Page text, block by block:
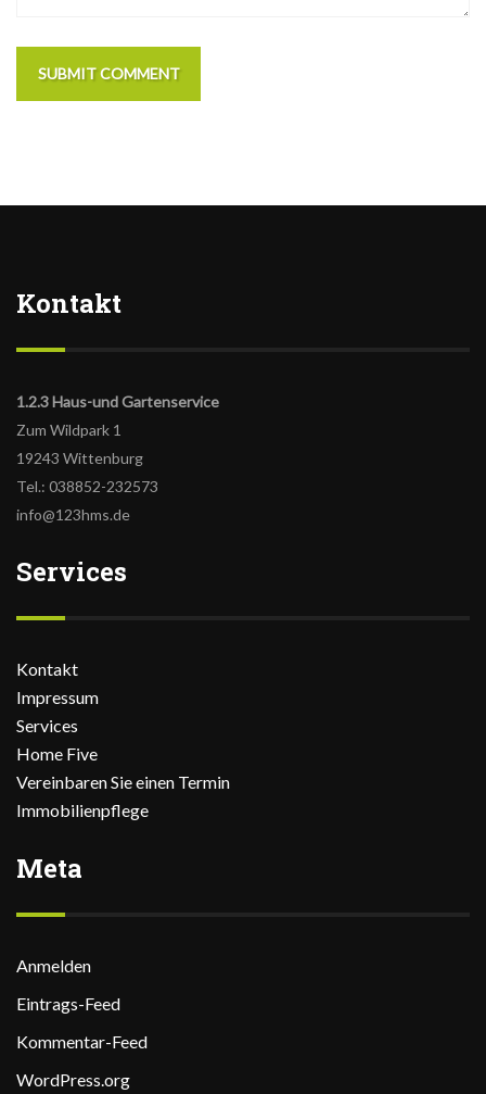
SUBMIT COMMENT
Kontakt
1.2.3 Haus-und Gartenservice
Zum Wildpark 1
19243 Wittenburg
Tel.: 038852-232573
info@123hms.de
Services
Kontakt
Impressum
Services
Home Five
Vereinbaren Sie einen Termin
Immobilienpflege
Meta
Anmelden
Eintrags-Feed
Kommentar-Feed
WordPress.org